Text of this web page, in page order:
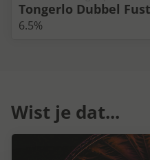
Tongerlo Dubbel
6.5%
Wist je dat...